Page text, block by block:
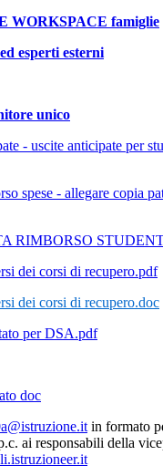
WORKSPACE famiglie
esperti esterni
unico
- uscite anticipate per
spese - allegare copia
RIMBORSO
dei corsi di recupero.pdf
dei corsi di recupero.doc
per DSA.pdf
doc
in formato
ai responsabili della